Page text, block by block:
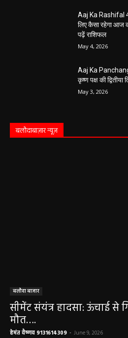
Aaj Ka Rashifal
लिए कैसा रहेगा आज
पढ़ें राशिफल
May 4, 2026
Aaj Ka
कृष्ण पक्ष की
May 3, 2026
बलौदाबाज़ार न्यूज़
बलौदा बाजार
सीमेंट संयंत्र हादसा: ऊंचाई से
मौत….
हेमंत वैष्णव 9131614309 - June 9, 2026